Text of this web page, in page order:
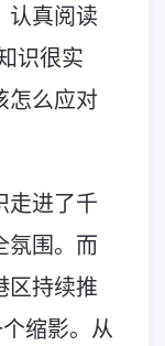
认真阅读
识很实
怎么应对
走进了千
氛围。而
区持续推
缩影。从